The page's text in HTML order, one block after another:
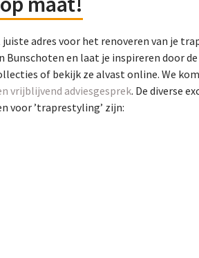
adres voor het renoveren van je
Bunschoten en laat je inspireren door
of bekijk ze alvast online. We
vrijblijvend adviesgesprek. De diverse
voor ’traprestyling’ zijn: